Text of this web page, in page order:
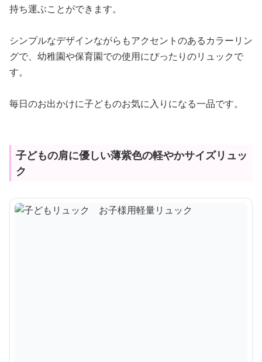
持ち運ぶことができます。
シンプルなデザインながらもアクセントのあるカラーリン
グで、幼稚園や保育園での使用にぴったりのリュックで
す。
毎日のお出かけに子どものお気に入りになる一品です。
子どもの肩に優しい薄紫色の軽やかサイズリュッ
ク